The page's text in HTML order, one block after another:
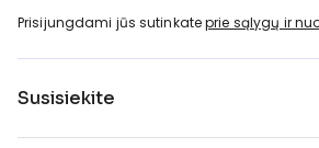
Prisijungdami jūs sutinkateprie sąlygų ir
Susisiekite